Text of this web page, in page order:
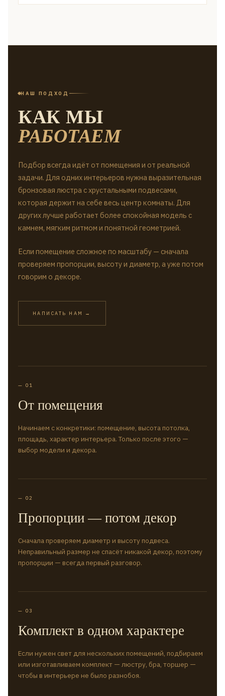
НАШ ПОДХОД
КАК МЫ
РАБОТАЕМ
Подбор всегда идёт от помещения и от реальной
задачи. Для одних интерьеров нужна выразительная
бронзовая люстра с хрустальными подвесами,
которая держит на себе весь центр комнаты. Для
других лучше работает более спокойная модель с
камнем, мягким ритмом и понятной геометрией.
Если помещение сложное по масштабу — сначала
проверяем пропорции, высоту и диаметр, а уже потом
говорим о декоре.
НАПИСАТЬ НАМ →
— 01
От помещения
Начинаем с конкретики: помещение, высота потолка,
площадь, характер интерьера. Только после этого —
выбор модели и декора.
— 02
Пропорции — потом декор
Сначала проверяем диаметр и высоту подвеса.
Неправильный размер не спасёт никакой декор, поэтому
пропорции — всегда первый разговор.
— 03
Комплект в одном характере
Если нужен свет для нескольких помещений, подбираем
или изготавливаем комплект — люстру, бра, торшер —
чтобы в интерьере не было разнобоя.